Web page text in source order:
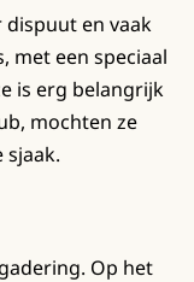
dispuut en vaak
met een speciaal
is erg belangrijk
mochten ze
sjaak.
Op het